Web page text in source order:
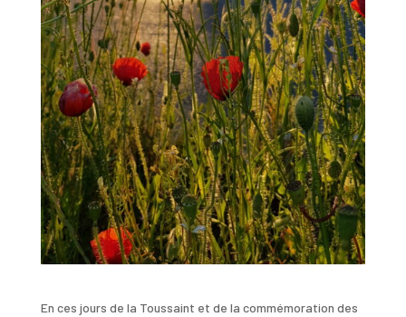
En ces jours de la Toussaint et de la commémoration des